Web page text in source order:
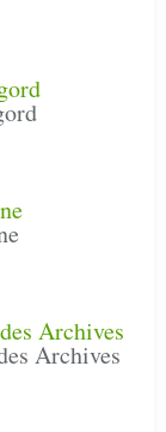
Archives